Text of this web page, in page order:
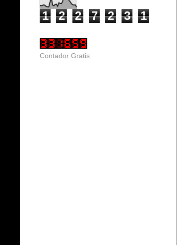
1 2 2 7 2 3 1
Contador Gratis